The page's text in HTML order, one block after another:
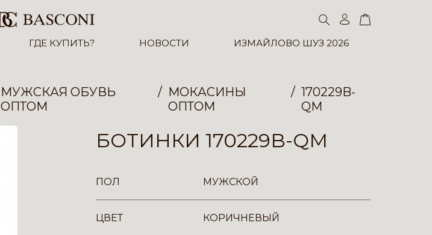
ГДЕ КУПИТЬ? НОВОСТИ ИЗМАЙЛОВО ШУЗ 2026
МУЖСКАЯ ОБУВЬ
ОПТОМ
МОКАСИНЫ
ОПТОМ
170229B-
QM
БОТИНКИ 170229B-QM
ПОЛ МУЖСКОЙ
ЦВЕТ КОРИЧНЕВЫЙ